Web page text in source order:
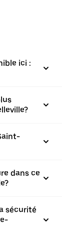
ici :
dans ce
sécurité